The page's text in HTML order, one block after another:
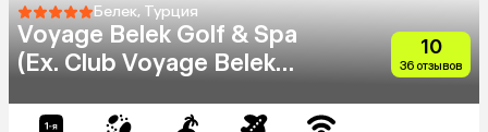
Белек, Турция
Voyage Belek Golf & Spa
(Ex. Club Voyage Belek
10
36 отзывов